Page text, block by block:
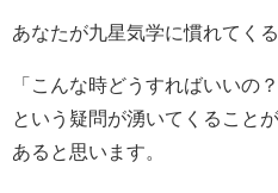
あなたが九星気学に慣れてく
「こんな時どうすればいいの？
という疑問が湧いてくることが
あると思います。